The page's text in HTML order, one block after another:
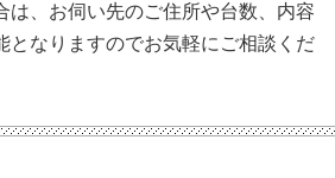
は、お伺い先のご住所や台数、内容
となりますのでお気軽にご相談くだ